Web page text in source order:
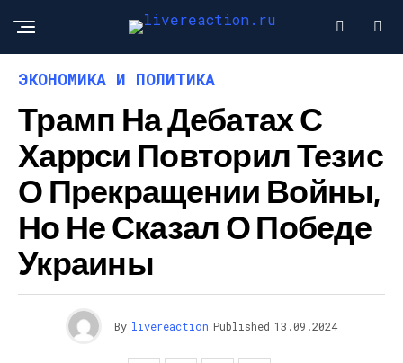
ЭКОНОМИКА И ПОЛИТИКА
Трамп На Дебатах С
Харрси Повторил Тезис
О Прекращении Войны,
Но Не Сказал О Победе
Украины
By livereaction Published 13.09.2024